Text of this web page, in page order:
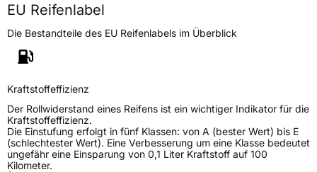
EU Reifenlabel
Die Bestandteile des EU Reifenlabels im Überblick
Kraftstoffeffizienz
Der Rollwiderstand eines Reifens ist ein wichtiger Indikator für die
Kraftstoffeffizienz.
Die Einstufung erfolgt in fünf Klassen: von A (bester Wert) bis E
(schlechtester Wert). Eine Verbesserung um eine Klasse bedeutet
ungefähr eine Einsparung von 0,1 Liter Kraftstoff auf 100
Kilometer.